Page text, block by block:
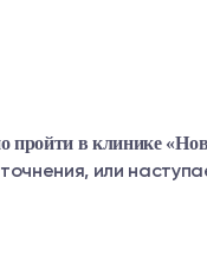
пройти в клинике
или